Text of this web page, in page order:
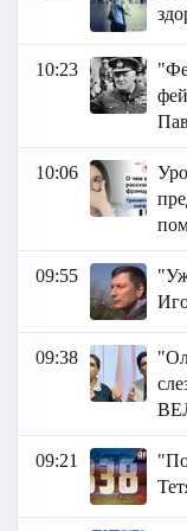
10:23
10:06
09:55
09:38
09:21